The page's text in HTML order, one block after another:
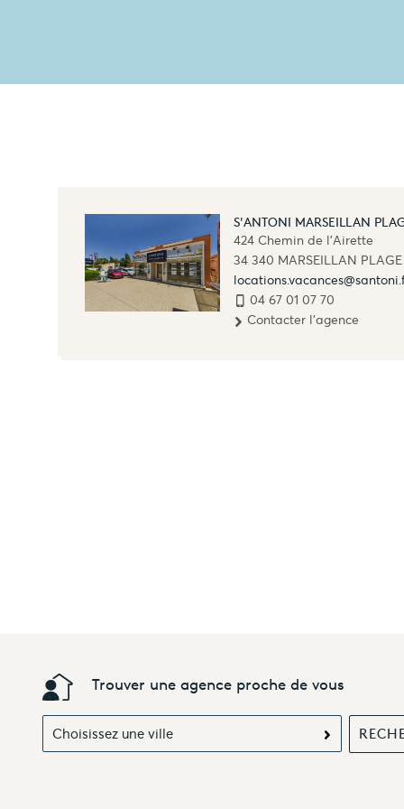
S'ANTONI MARSEILLAN
424 Chemin de l'Airette
34 340 MARSEILLAN PLAGE
04 67 01 07 70
Contacter l'agence
Trouver une agence proche de vous
Choisissez une ville